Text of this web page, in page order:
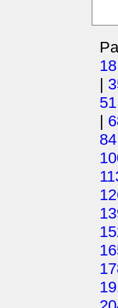
18
|
51
|
84